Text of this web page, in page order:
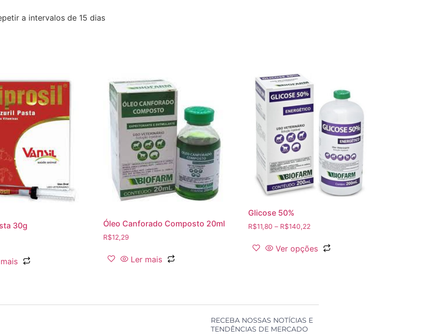
a intervalos de 15 dias
30g Óleo Canforado Composto 20ml
R$12,29
Ler mais
Glicose 50%
R$11,80 – R$140,22
Ver opções
RECEBA NOSSAS NOTÍCIAS E
TENDÊNCIAS DE MERCADO